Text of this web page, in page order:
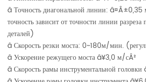
âТочность диагональной линии: â¤Â±0,35
точность зависит от точности линии разреза
деталей)
âСкорость резки моста: 0~180м/мин.
âУскорение режущего мостаâ¥3,0 м/сÂ²
âСкорость рамы инструментальной головки